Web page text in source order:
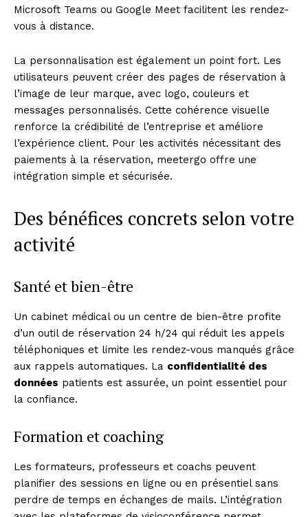
Microsoft Teams ou Google Meet facilitent les rendez-
vous à distance.
La personnalisation est également un point fort. Les
utilisateurs peuvent créer des pages de réservation à
l’image de leur marque, avec logo, couleurs et
messages personnalisés. Cette cohérence visuelle
renforce la crédibilité de l’entreprise et améliore
l’expérience client. Pour les activités nécessitant des
paiements à la réservation, meetergo offre une
intégration simple et sécurisée.
Des bénéfices concrets selon votre
activité
Santé et bien-être
Un cabinet médical ou un centre de bien-être profite
d’un outil de réservation 24 h/24 qui réduit les appels
téléphoniques et limite les rendez-vous manqués grâce
aux rappels automatiques. La confidentialité des
données patients est assurée, un point essentiel pour
la confiance.
Formation et coaching
Les formateurs, professeurs et coachs peuvent
planifier des sessions en ligne ou en présentiel sans
perdre de temps en échanges de mails. L’intégration